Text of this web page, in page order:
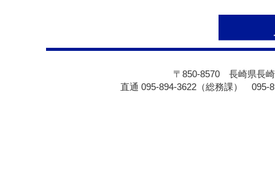
〒850-8570 長崎県長
直通 095-894-3622（総務課） 095-